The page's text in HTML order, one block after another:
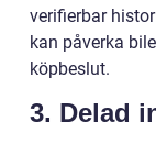
verifierbar
kan påverka
köpbeslut.
3. Delad